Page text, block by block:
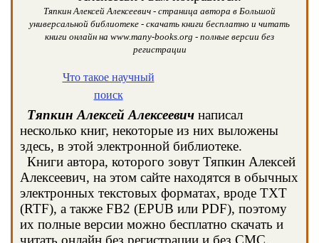
Тяпкин Алексей Алексеевич - страница автора в Большой
универсальной библиотеке - скачать книги бесплатно и читать
книги онлайн на www.many-books.org - полные версии без
регистрации
Что такое научный
поиск
Тяпкин Алексей Алексеевич написал
несколько книг, некоторые из них выложены
здесь, в этой электронной библиотеке.
Книги автора, которого зовут Тяпкин Алексей
Алексеевич, на этом сайте находятся в обычных
электронных текстовых форматах, вроде TXT
(RTF), а также FB2 (EPUB или PDF), поэтому
их полные версии можно бесплатно скачать и
читать онлайн без регистрации и без СМС.